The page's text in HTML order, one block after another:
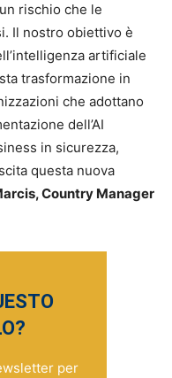
rischio che le
Il nostro obiettivo è
artificiale
trasformazione in
che adottano
dell’AI
in sicurezza,
questa nuova
Country Manager
per